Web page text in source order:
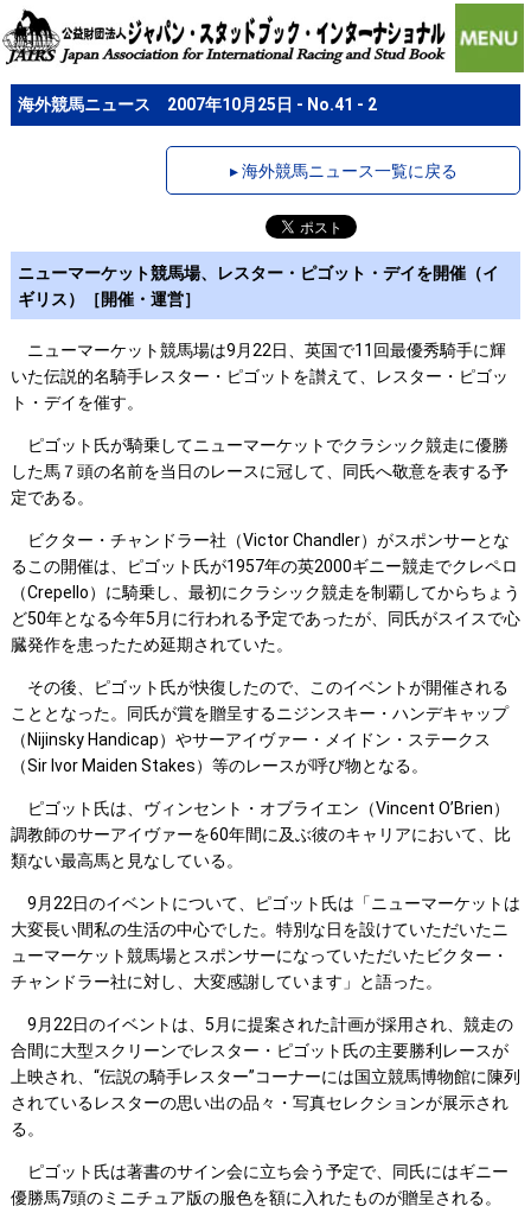
海外競馬ニュース 2007年10月25日 - No.41 - 2
▸ 海外競馬ニュース一覧に戻る
ニューマーケット競馬場、レスター・ピゴット・デイを開催（イ
ギリス）［開催・運営］
ニューマーケット競馬場は9月22日、英国で11回最優秀騎手に輝
いた伝説的名騎手レスター・ピゴットを讃えて、レスター・ピゴッ
ト・デイを催す。
ピゴット氏が騎乗してニューマーケットでクラシック競走に優勝
した馬７頭の名前を当日のレースに冠して、同氏へ敬意を表する予
定である。
ビクター・チャンドラー社（Victor Chandler）がスポンサーとな
るこの開催は、ピゴット氏が1957年の英2000ギニー競走でクレペロ
（Crepello）に騎乗し、最初にクラシック競走を制覇してからちょう
ど50年となる今年5月に行われる予定であったが、同氏がスイスで心
臓発作を患ったため延期されていた。
その後、ピゴット氏が快復したので、このイベントが開催される
こととなった。同氏が賞を贈呈するニジンスキー・ハンデキャップ
（Nijinsky Handicap）やサーアイヴァー・メイドン・ステークス
（Sir Ivor Maiden Stakes）等のレースが呼び物となる。
ピゴット氏は、ヴィンセント・オブライエン（Vincent O’Brien）
調教師のサーアイヴァーを60年間に及ぶ彼のキャリアにおいて、比
類ない最高馬と見なしている。
9月22日のイベントについて、ピゴット氏は「ニューマーケットは
大変長い間私の生活の中心でした。特別な日を設けていただいたニ
ューマーケット競馬場とスポンサーになっていただいたビクター・
チャンドラー社に対し、大変感謝しています」と語った。
9月22日のイベントは、5月に提案された計画が採用され、競走の
合間に大型スクリーンでレスター・ピゴット氏の主要勝利レースが
上映され、“伝説の騎手レスター”コーナーには国立競馬博物館に陳列
されているレスターの思い出の品々・写真セレクションが展示され
る。
ピゴット氏は著書のサイン会に立ち会う予定で、同氏にはギニー
優勝馬7頭のミニチュア版の服色を額に入れたものが贈呈される。